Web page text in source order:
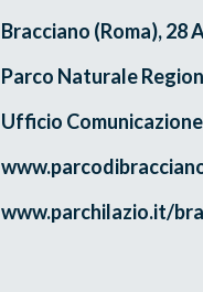
Bracciano (Roma), 28
Parco Naturale
Ufficio
www.parchilazio.it/